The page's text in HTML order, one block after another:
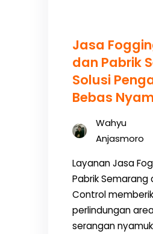
Jasa
dan Pabrik
Solusi
Bebas
Wahyu
Anjasmoro
Layanan Jasa
Pabrik Semarang
Control
perlindungan
serangan